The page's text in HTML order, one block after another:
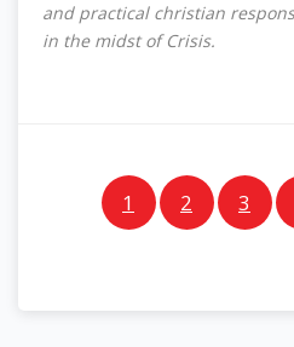
and practical christian
in the midst of Crisis.
1 (current)
2 3